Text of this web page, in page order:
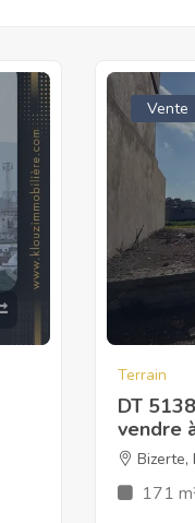
Vente
Terrain
DT
vendre
Bizerte,
171